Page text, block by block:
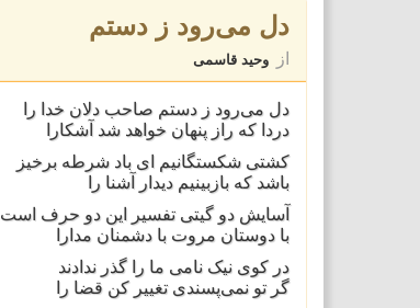
دل می‌رود ز دستم
از وحید قاسمی
دل می‌رود ز دستم صاحب دلان خدا را
دردا که راز پنهان خواهد شد آشکارا
کشتی شکستگانیم ای باد شرطه برخیز
باشد که بازبینیم دیدار آشنا را
آسایش دو گیتی تفسیر این دو حرف است
با دوستان مروت با دشمنان مدارا
در کوی نیک نامی ما را گذر ندادند
گر تو نمی‌پسندی تغییر کن قضا را